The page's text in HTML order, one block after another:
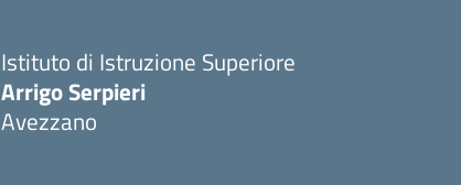
Istituto di Istruzione Superiore
Arrigo Serpieri
Avezzano